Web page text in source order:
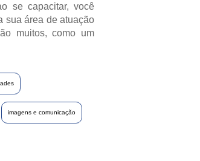
se capacitar, você
sua área de atuação
muitos, como um
imagens e comunicação